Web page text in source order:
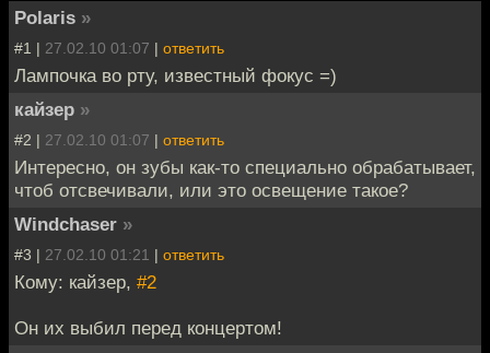
Polaris »
#1 | 27.02.10 01:07 | ответить
Лампочка во рту, известный фокус =)
кайзер »
#2 | 27.02.10 01:07 | ответить
Интересно, он зубы как-то специально обрабатывает,
чтоб отсвечивали, или это освещение такое?
Windchaser »
#3 | 27.02.10 01:21 | ответить
Кому: кайзер, #2
Он их выбил перед концертом!